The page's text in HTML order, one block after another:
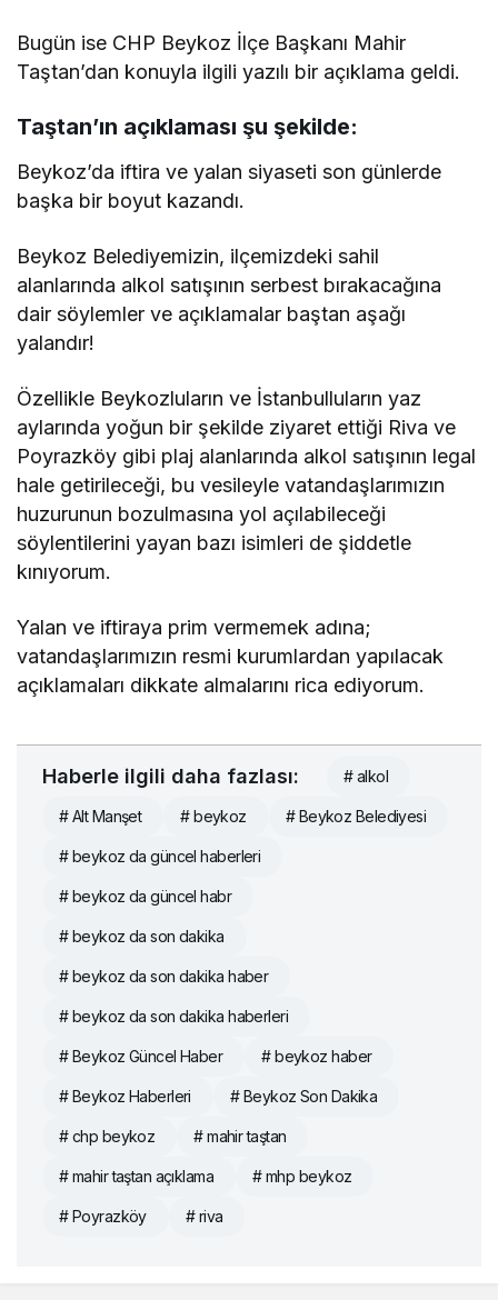
Bugün ise CHP Beykoz İlçe Başkanı Mahir
Taştan’dan konuyla ilgili yazılı bir açıklama geldi.
Taştan’ın açıklaması şu şekilde:
Beykoz’da iftira ve yalan siyaseti son günlerde
başka bir boyut kazandı.
Beykoz Belediyemizin, ilçemizdeki sahil
alanlarında alkol satışının serbest bırakacağına
dair söylemler ve açıklamalar baştan aşağı
yalandır!
Özellikle Beykozluların ve İstanbulluların yaz
aylarında yoğun bir şekilde ziyaret ettiği Riva ve
Poyrazköy gibi plaj alanlarında alkol satışının legal
hale getirileceği, bu vesileyle vatandaşlarımızın
huzurunun bozulmasına yol açılabileceği
söylentilerini yayan bazı isimleri de şiddetle
kınıyorum.
Yalan ve iftiraya prim vermemek adına;
vatandaşlarımızın resmi kurumlardan yapılacak
açıklamaları dikkate almalarını rica ediyorum.
Haberle ilgili daha fazlası: # alkol
# Alt Manşet # beykoz # Beykoz Belediyesi
# beykoz da güncel haberleri
# beykoz da güncel habr
# beykoz da son dakika
# beykoz da son dakika haber
# beykoz da son dakika haberleri
# Beykoz Güncel Haber # beykoz haber
# Beykoz Haberleri # Beykoz Son Dakika
# chp beykoz # mahir taştan
# mahir taştan açıklama # mhp beykoz
# Poyrazköy # riva